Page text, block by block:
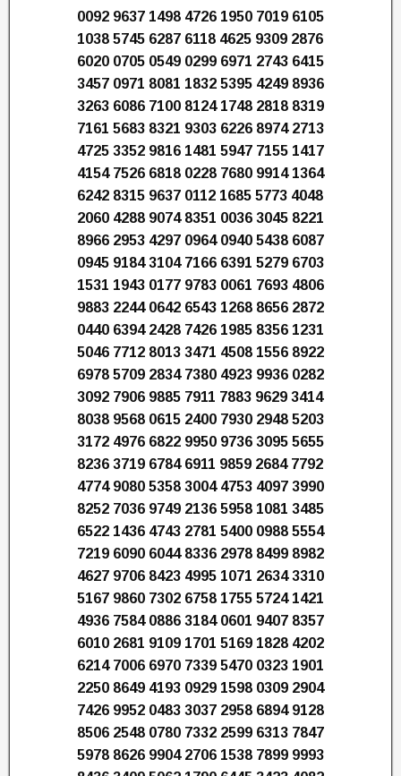
0092 9637 1498 4726 1950 7019 6105
1038 5745 6287 6118 4625 9309 2876
6020 0705 0549 0299 6971 2743 6415
3457 0971 8081 1832 5395 4249 8936
3263 6086 7100 8124 1748 2818 8319
7161 5683 8321 9303 6226 8974 2713
4725 3352 9816 1481 5947 7155 1417
4154 7526 6818 0228 7680 9914 1364
6242 8315 9637 0112 1685 5773 4048
2060 4288 9074 8351 0036 3045 8221
8966 2953 4297 0964 0940 5438 6087
0945 9184 3104 7166 6391 5279 6703
1531 1943 0177 9783 0061 7693 4806
9883 2244 0642 6543 1268 8656 2872
0440 6394 2428 7426 1985 8356 1231
5046 7712 8013 3471 4508 1556 8922
6978 5709 2834 7380 4923 9936 0282
3092 7906 9885 7911 7883 9629 3414
8038 9568 0615 2400 7930 2948 5203
3172 4976 6822 9950 9736 3095 5655
8236 3719 6784 6911 9859 2684 7792
4774 9080 5358 3004 4753 4097 3990
8252 7036 9749 2136 5958 1081 3485
6522 1436 4743 2781 5400 0988 5554
7219 6090 6044 8336 2978 8499 8982
4627 9706 8423 4995 1071 2634 3310
5167 9860 7302 6758 1755 5724 1421
4936 7584 0886 3184 0601 9407 8357
6010 2681 9109 1701 5169 1828 4202
6214 7006 6970 7339 5470 0323 1901
2250 8649 4193 0929 1598 0309 2904
7426 9952 0483 3037 2958 6894 9128
8506 2548 0780 7332 2599 6313 7847
5978 8626 9904 2706 1538 7899 9993